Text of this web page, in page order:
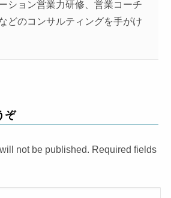
ション営業力研修、営業コーチ
どのコンサルティングを手がけ
ぞ
not be published. Required fields